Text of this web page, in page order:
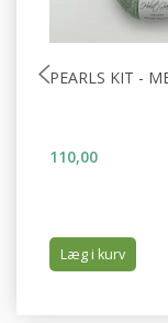
PEARLS KIT -
110,00
Læg i kurv